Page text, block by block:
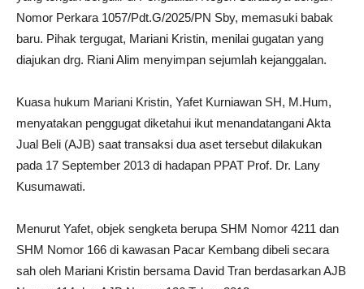
Nomor Perkara 1057/Pdt.G/2025/PN Sby, memasuki babak
baru. Pihak tergugat, Mariani Kristin, menilai gugatan yang
diajukan drg. Riani Alim menyimpan sejumlah kejanggalan.
Kuasa hukum Mariani Kristin, Yafet Kurniawan SH, M.Hum,
menyatakan penggugat diketahui ikut menandatangani Akta
Jual Beli (AJB) saat transaksi dua aset tersebut dilakukan
pada 17 September 2013 di hadapan PPAT Prof. Dr. Lany
Kusumawati.
Menurut Yafet, objek sengketa berupa SHM Nomor 4211 dan
SHM Nomor 166 di kawasan Pacar Kembang dibeli secara
sah oleh Mariani Kristin bersama David Tran berdasarkan AJB